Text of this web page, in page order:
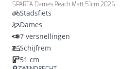
SPARTA Dames Peach Matt 51cm 2026
Stadsfiets
Dames
7 versnellingen
Schijfrem
51 cm